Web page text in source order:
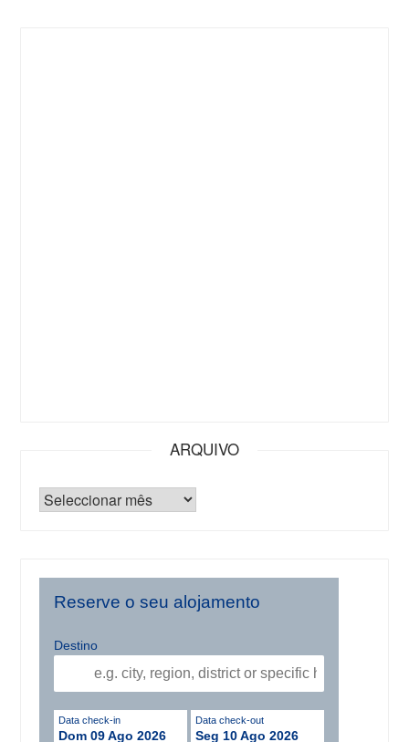
ARQUIVO
Reserve o seu alojamento
Destino
Data check-in
Dom 09 Ago 2026
Data check-out
Seg 10 Ago 2026